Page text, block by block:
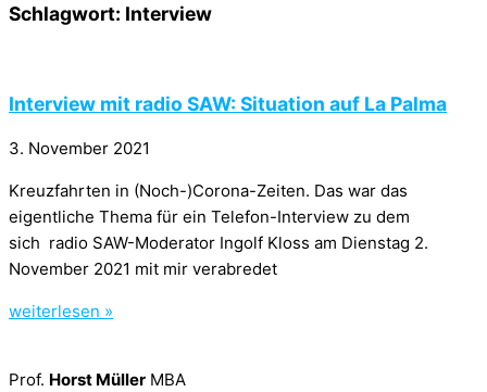
Schlagwort: Interview
Interview mit radio SAW: Situation auf La Palma
3. November 2021
Kreuzfahrten in (Noch-)Corona-Zeiten. Das war das
eigentliche Thema für ein Telefon-Interview zu dem
sich radio SAW-Moderator Ingolf Kloss am Dienstag 2.
November 2021 mit mir verabredet
weiterlesen »
Prof. Horst Müller MBA